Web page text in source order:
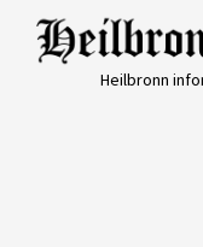
Heilbronn